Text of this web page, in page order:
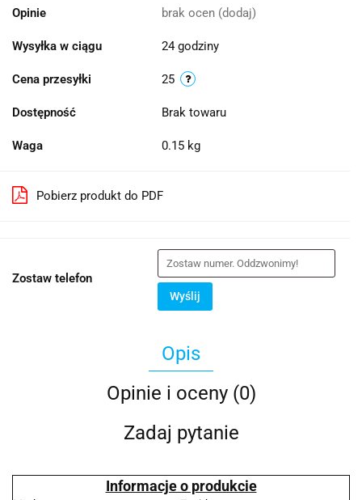
Opinie brak ocen (dodaj)
Wysyłka w ciągu 24 godziny
Cena przesyłki 25
Dostępność Brak towaru
Waga 0.15 kg
Pobierz produkt do PDF
Zostaw telefon
Wyślij
Opis
Opinie i oceny (0)
Zadaj pytanie
Informacje o produkcie